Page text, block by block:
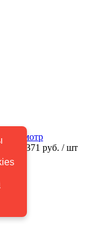
просмотр
371 руб. / шт